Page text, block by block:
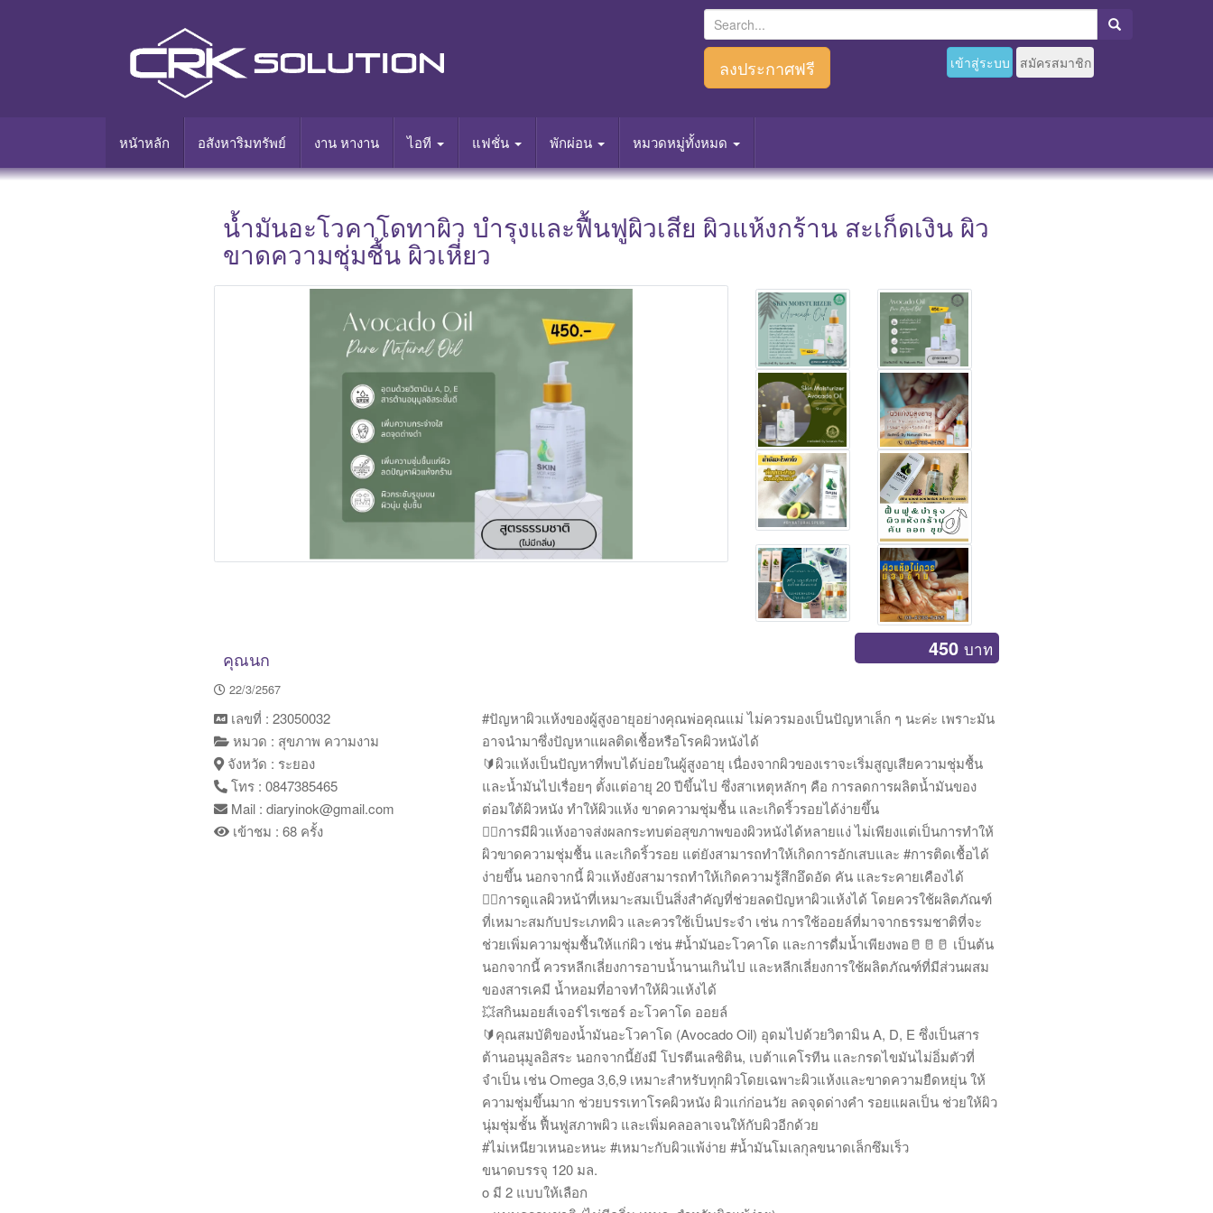
e
r
f
o
:
ลงประกาศฟรี เข้าสู่ระบบ สมัครสมาชิก
หนัาหลัก อสังหาริมทรัพย์ งาน หางาน ไอที แฟชั่น พักผ่อน หมวดหมู่ทั้งหมด
น้ำมันอะโวคาโดทาผิว บำรุงและฟื้นฟูผิวเสีย ผิวแห้งกร้าน สะเก็ดเงิน ผิว
ขาดความชุ่มชื้น ผิวเหี่ยว
Main Photo
คุณนก
22/3/2567
450 บาท
#ปัญหาผิวแห้งของผู้สูงอายุอย่างคุณพ่อคุณแม่ ไม่ควรมองเป็นปัญหาเล็ก ๆ นะค่ะ เพราะมัน
อาจนำมาซึ่งปัญหาแผลติดเชื้อหรือโรคผิวหนังได้
🔰ผิวแห้งเป็นปัญหาที่พบได้บ่อยในผู้สูงอายุ เนื่องจากผิวของเราจะเริ่มสูญเสียความชุ่มชื้น
และน้ำมันไปเรื่อยๆ ตั้งแต่อายุ 20 ปีขึ้นไป ซึ่งสาเหตุหลักๆ คือ การลดการผลิตน้ำมันของ
ต่อมใต้ผิวหนัง ทำให้ผิวแห้ง ขาดความชุ่มชื้น และเกิดริ้วรอยได้ง่ายขึ้น
🤷‍♀️การมีผิวแห้งอาจส่งผลกระทบต่อสุขภาพของผิวหนังได้หลายแง่ ไม่เพียงแต่เป็นการทำให้
ผิวขาดความชุ่มชื้น และเกิดริ้วรอย แต่ยังสามารถทำให้เกิดการอักเสบและ #การติดเชื้อได้
ง่ายขึ้น นอกจากนี้ ผิวแห้งยังสามารถทำให้เกิดความรู้สึกอึดอัด คัน และระคายเคืองได้
🧑‍⚕️การดูแลผิวหน้าที่เหมาะสมเป็นสิ่งสำคัญที่ช่วยลดปัญหาผิวแห้งได้ โดยควรใช้ผลิตภัณฑ์
ที่เหมาะสมกับประเภทผิว และควรใช้เป็นประจำ เช่น การใช้ออยล์ที่มาจากธรรมชาติที่จะ
ช่วยเพิ่มความชุ่มชื้นให้แก่ผิว เช่น #น้ำมันอะโวคาโด และการดื่มน้ำเพียงพอ🥛🥛🥛 เป็นต้น
นอกจากนี้ ควรหลีกเลี่ยงการอาบน้ำนานเกินไป และหลีกเลี่ยงการใช้ผลิตภัณฑ์ที่มีส่วนผสม
ของสารเคมี น้ำหอมที่อาจทำให้ผิวแห้งได้
💥สกินมอยส์เจอร์ไรเซอร์ อะโวคาโด ออยล์
🔰คุณสมบัติของน้ำมันอะโวคาโด (Avocado Oil) อุดมไปด้วยวิตามิน A, D, E ซึ่งเป็นสาร
ต้านอนุมูลอิสระ นอกจากนี้ยังมี โปรตีนเลซิติน, เบต้าแคโรทีน และกรดไขมันไม่อิ่มตัวที่
จำเป็น เช่น Omega 3,6,9 เหมาะสำหรับทุกผิวโดยเฉพาะผิวแห้งและขาดความยืดหยุ่น ให้
ความชุ่มขึ้นมาก ช่วยบรรเทาโรคผิวหนัง ผิวแก่ก่อนวัย ลดจุดด่างคำ รอยแผลเป็น ช่วยให้ผิว
นุ่มชุ่มชั้น ฟื้นฟูสภาพผิว และเพิ่มคลอลาเจนให้กับผิวอีกด้วย
#ไม่เหนียวเหนอะหนะ #เหมาะกับผิวแพ้ง่าย #น้ำมันโมเลกุลขนาดเล็กซึมเร็ว
ขนาดบรรจุ 120 มล.
o มี 2 แบบให้เลือก
เลขที่ : 23050032
หมวด : สุขภาพ ความงาม
จังหวัด : ระยอง
โทร : 0847385465
Mail : diaryinok@gmail.com
เข้าชม : 68 ครั้ง